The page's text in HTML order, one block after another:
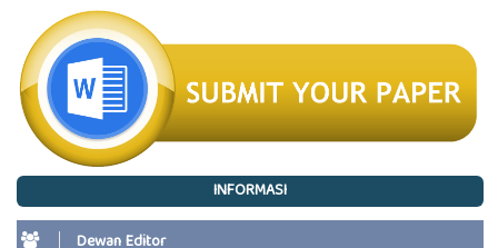
INFORMASI
Dewan Editor